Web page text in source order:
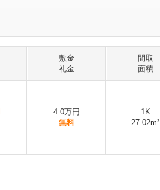
敷金
礼金
間取
面積
4.0万円
無料
1K
27.02m²